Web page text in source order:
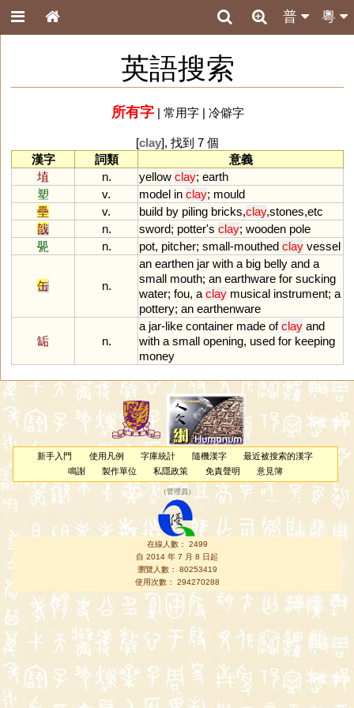
粵
普
英語搜索
所有字| 常用字| 冷僻字
[clay], 找到 7 個
漢字
詞類
意義
埴
n. yellow clay; earth
塑
v. model in clay; mould
壘
v. build by piling bricks,clay,stones,etc
戠
n. sword; potter's clay; wooden pole
甖
n. pot, pitcher; small-mouthed clay vessel
缶 n.
an earthen jar with a big belly and a
small mouth; an earthware for sucking
water; fou, a clay musical instrument; a
pottery; an earthenware
缿 n.
a jar-like container made of clay and
with a small opening, used for keeping
money
新手入門 使用凡例 字庫統計 隨機漢字
最近被搜索的漢字
鳴謝
製作單位 私隱政策 免責聲明 意見簿
（管理員 ）
在線人數： 2499
自 2014 年 7 月 8 日起
瀏覽人數： 80253419
使用次數： 294270288